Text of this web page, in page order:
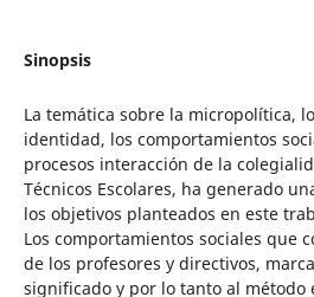
Sinopsis
La temática sobre la micropolítica,
identidad, los comportamientos
procesos interacción de la
Técnicos Escolares, ha generado
los objetivos planteados en este
Los comportamientos sociales que
de los profesores y directivos,
significado y por lo tanto al método